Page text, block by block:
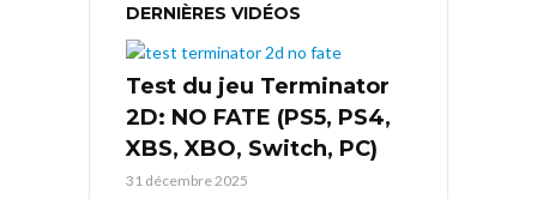
DERNIÈRES VIDÉOS
Test du jeu Terminator
2D: NO FATE (PS5, PS4,
XBS, XBO, Switch, PC)
31 décembre 2025